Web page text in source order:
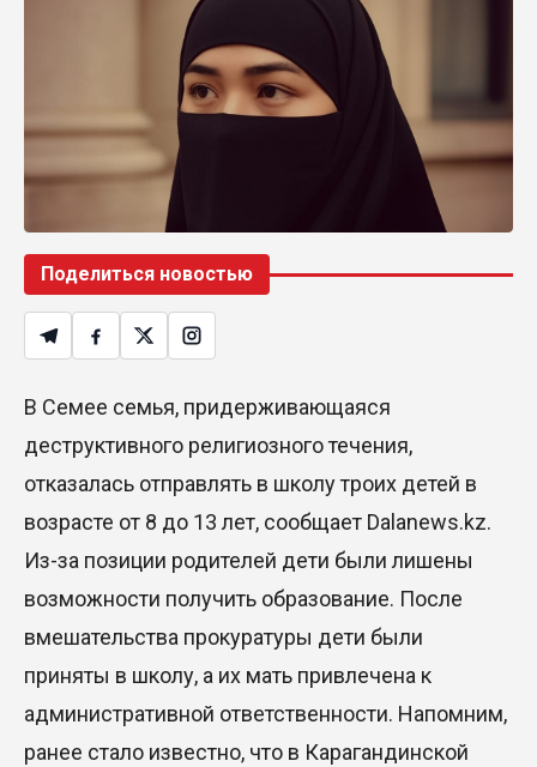
Поделиться новостью
В Семее семья, придерживающаяся
деструктивного религиозного течения,
отказалась отправлять в школу троих детей в
возрасте от 8 до 13 лет, сообщает Dalanews.kz.
Из-за позиции родителей дети были лишены
возможности получить образование. После
вмешательства прокуратуры дети были
приняты в школу, а их мать привлечена к
административной ответственности. Напомним,
ранее стало известно, что в Карагандинской